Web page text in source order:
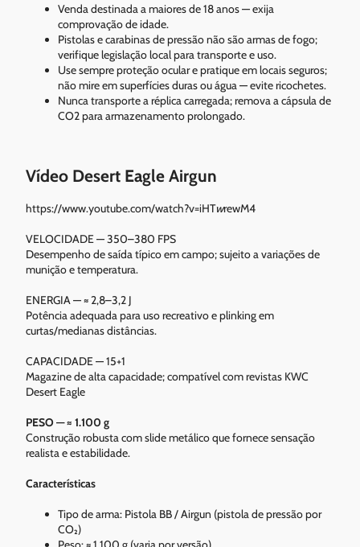
Venda destinada a maiores de 18 anos — exija
comprovação de idade.
Pistolas e carabinas de pressão não são armas de fogo;
verifique legislação local para transporte e uso.
Use sempre proteção ocular e pratique em locais seguros;
não mire em superfícies duras ou água — evite ricochetes.
Nunca transporte a réplica carregada; remova a cápsula de
CO2 para armazenamento prolongado.
Vídeo Desert Eagle Airgun
https://www.youtube.com/watch?v=iHTwrewM4
VELOCIDADE — 350–380 FPS
Desempenho de saída típico em campo; sujeito a variações de
munição e temperatura.
ENERGIA — ≈ 2,8–3,2 J
Potência adequada para uso recreativo e plinking em
curtas/medianas distâncias.
CAPACIDADE — 15+1
Magazine de alta capacidade; compatível com revistas KWC
Desert Eagle
PESO — ≈ 1.100 g
Construção robusta com slide metálico que fornece sensação
realista e estabilidade.
Características
Tipo de arma: Pistola BB / Airgun (pistola de pressão por
CO₂)